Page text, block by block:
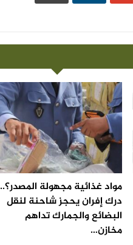
مواد غذائية مجهولة المصدر؟..
درك إفران يحجز شاحنة لنقل
البضائع والجمارك تداهم
مخازن…